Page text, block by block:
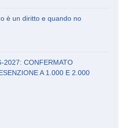
è un diritto e quando no
2027: CONFERMATO
A 1.000 E 2.000